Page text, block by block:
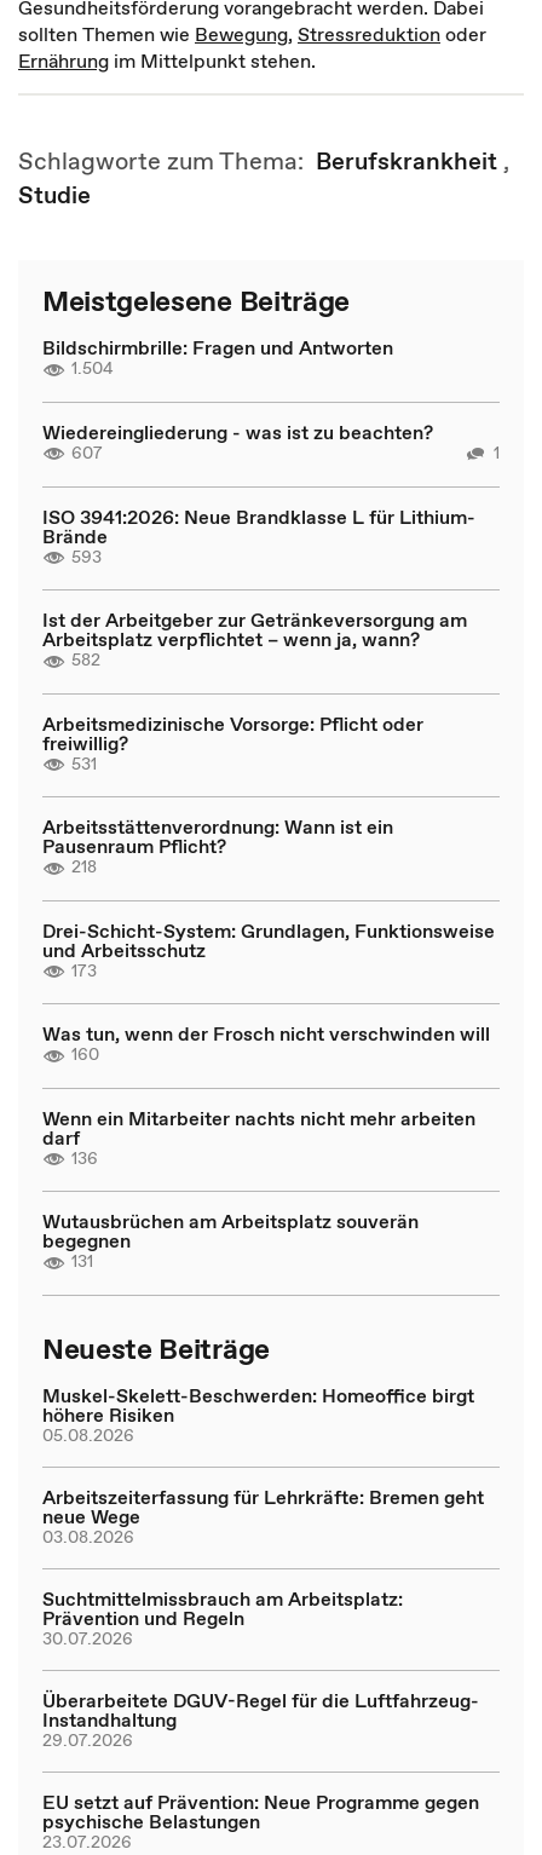
Gesundheitsförderung vorangebracht werden. Dabei
sollten Themen wie Bewegung, Stressreduktionoder
Ernährung im Mittelpunkt stehen.
Schlagworte zum Thema: Berufskrankheit ,
Studie
Meistgelesene Beiträge
Bildschirmbrille: Fragen und Antworten
1.504
Wiedereingliederung - was ist zu beachten?
607 1
ISO 3941:2026: Neue Brandklasse L für Lithium-
Brände
593
Ist der Arbeitgeber zur Getränkeversorgung am
Arbeitsplatz verpflichtet – wenn ja, wann?
582
Arbeitsmedizinische Vorsorge: Pflicht oder
freiwillig?
531
Arbeitsstättenverordnung: Wann ist ein
Pausenraum Pflicht?
218
Drei-Schicht-System: Grundlagen, Funktionsweise
und Arbeitsschutz
173
Was tun, wenn der Frosch nicht verschwinden will
160
Wenn ein Mitarbeiter nachts nicht mehr arbeiten
darf
136
Wutausbrüchen am Arbeitsplatz souverän
begegnen
131
Neueste Beiträge
Muskel-Skelett-Beschwerden: Homeoffice birgt
höhere Risiken
05.08.2026
Arbeitszeiterfassung für Lehrkräfte: Bremen geht
neue Wege
03.08.2026
Suchtmittelmissbrauch am Arbeitsplatz:
Prävention und Regeln
30.07.2026
Überarbeitete DGUV-Regel für die Luftfahrzeug-
Instandhaltung
29.07.2026
EU setzt auf Prävention: Neue Programme gegen
psychische Belastungen
23.07.2026